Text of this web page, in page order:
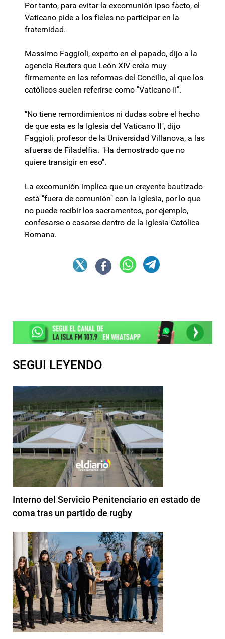
Por tanto, para evitar la excomunión ipso facto, el
Vaticano pide a los fieles no participar en la
fraternidad.
Massimo Faggioli, experto en el papado, dijo a la
agencia Reuters que León XIV creía muy
firmemente en las reformas del Concilio, al que los
católicos suelen referirse como "Vaticano II".
"No tiene remordimientos ni dudas sobre el hecho
de que esta es la Iglesia del Vaticano II", dijo
Faggioli, profesor de la Universidad Villanova, a las
afueras de Filadelfia. "Ha demostrado que no
quiere transigir en eso".
La excomunión implica que un creyente bautizado
está "fuera de comunión" con la Iglesia, por lo que
no puede recibir los sacramentos, por ejemplo,
confesarse o casarse dentro de la Iglesia Católica
Romana.
SEGUI LEYENDO
Interno del Servicio Penitenciario en estado de
coma tras un partido de rugby